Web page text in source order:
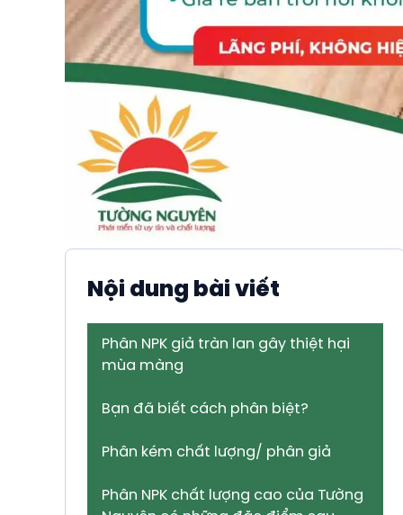
Nội dung bài viết
Phân NPK giả tràn lan gây thiệt hại
mùa màng
Bạn đã biết cách phân biệt?
Phân kém chất lượng/ phân giả
Phân NPK chất lượng cao của Tường